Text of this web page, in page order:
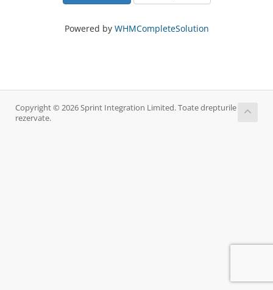
Powered by WHMCompleteSolution
Copyright © 2026 Sprint Integration Limited. Toate drepturile
rezervate.